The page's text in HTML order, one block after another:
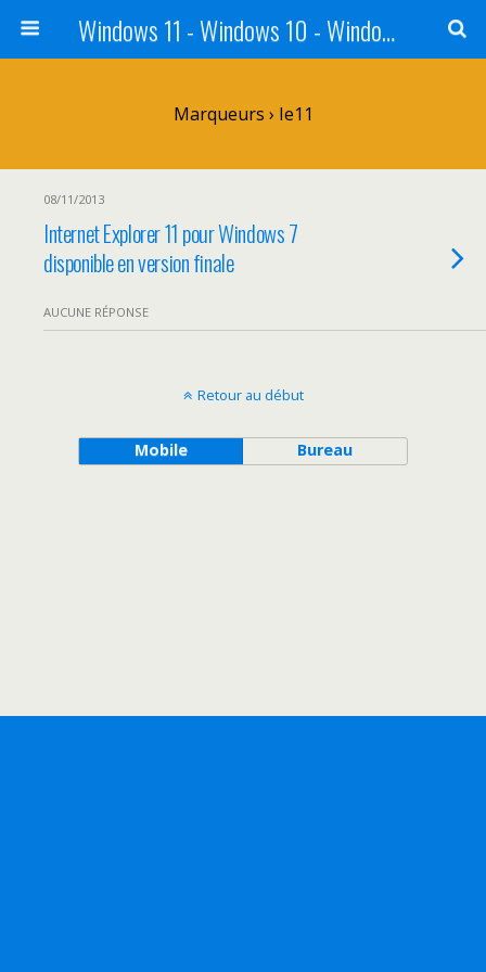
Windows 11 - Windows 10 - Windows 8 - Windows 7 - VISTA
Marqueurs › Ie11
08/11/2013
Internet Explorer 11 pour Windows 7
disponible en version finale
AUCUNE RÉPONSE
Retour au début
Mobile Bureau